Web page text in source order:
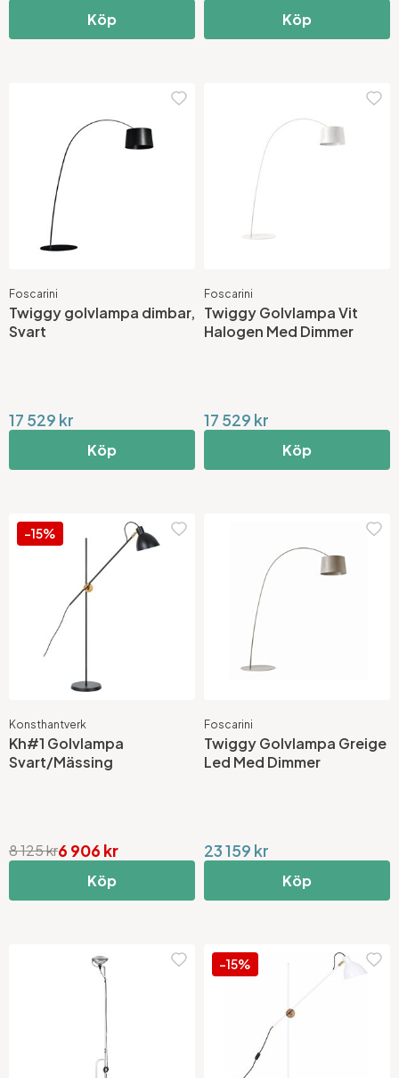
Köp
Köp
Foscarini
Twiggy golvlampa dimbar,
Svart
17 529 kr
Köp
Foscarini
Twiggy Golvlampa Vit
Halogen Med Dimmer
17 529 kr
Köp
-15%
Konsthantverk
Kh#1 Golvlampa
Svart/Mässing
6 906 kr
8 125 kr
Köp
Foscarini
Twiggy Golvlampa Greige
Led Med Dimmer
23 159 kr
Köp
-15%